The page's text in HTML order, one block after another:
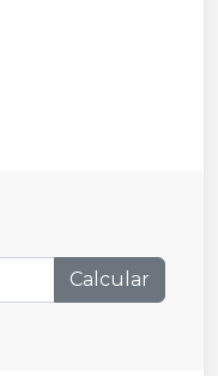
Calcular